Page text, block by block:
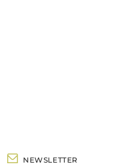
NEWSLETTER